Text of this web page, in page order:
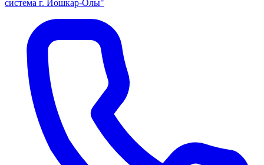
система г. Йошкар-Олы"